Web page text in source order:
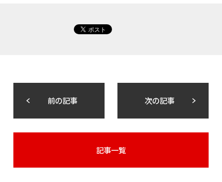
前の記事 次の記事
記事一覧